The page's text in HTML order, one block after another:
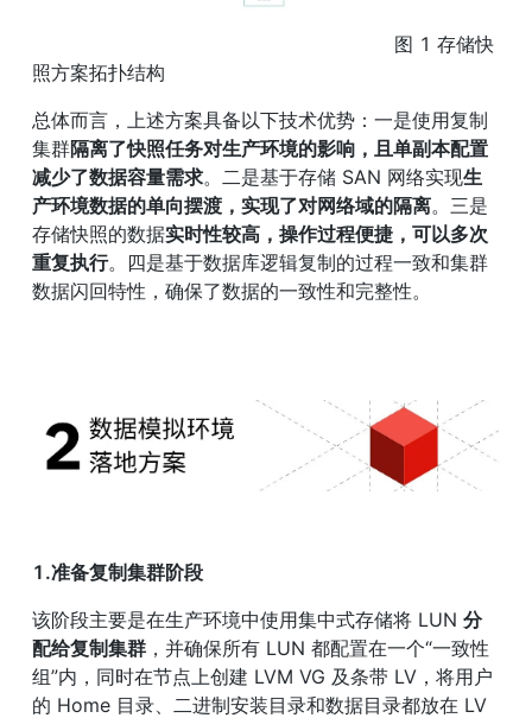
照方案拓扑结构
总体而言，上述方案具备以下技术优势：一是使用复制
集群隔离了快照任务对生产环境的影响，且单副本配置
减少了数据容量需求。二是基于存储 SAN 网络实现生
产环境数据的单向摆渡，实现了对网络域的隔离。三是
存储快照的数据实时性较高，操作过程便捷，可以多次
重复执行。四是基于数据库逻辑复制的过程一致和集群
数据闪回特性，确保了数据的一致性和完整性。
1.准备复制集群阶段
该阶段主要是在生产环境中使用集中式存储将 LUN 分
配给复制集群 ，并确保所有 LUN 都配置在一个“一致性
组”内，同时在节点上创建 LVM VG 及条带 LV，将用户
的 Home 目录、二进制安装目录和数据目录都放在 LV